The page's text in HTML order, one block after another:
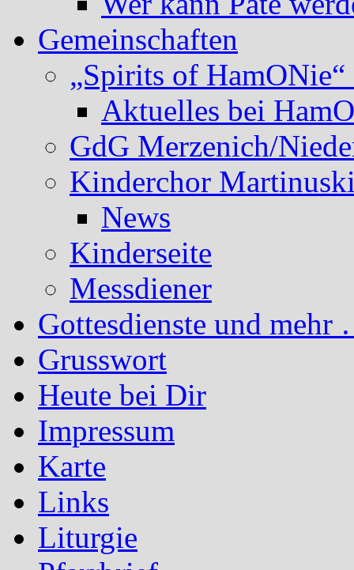
Gemeinschaften
„Spirits of HamONie“
Aktuelles bei
GdG Merzenich/
Kinderchor
News
Kinderseite
Messdiener
Gottesdienste und mehr
Grusswort
Heute bei Dir
Impressum
Karte
Links
Liturgie